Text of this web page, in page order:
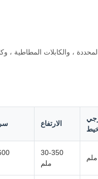
، والكابلات المطاطية
الارتفاع
30-350
ملم